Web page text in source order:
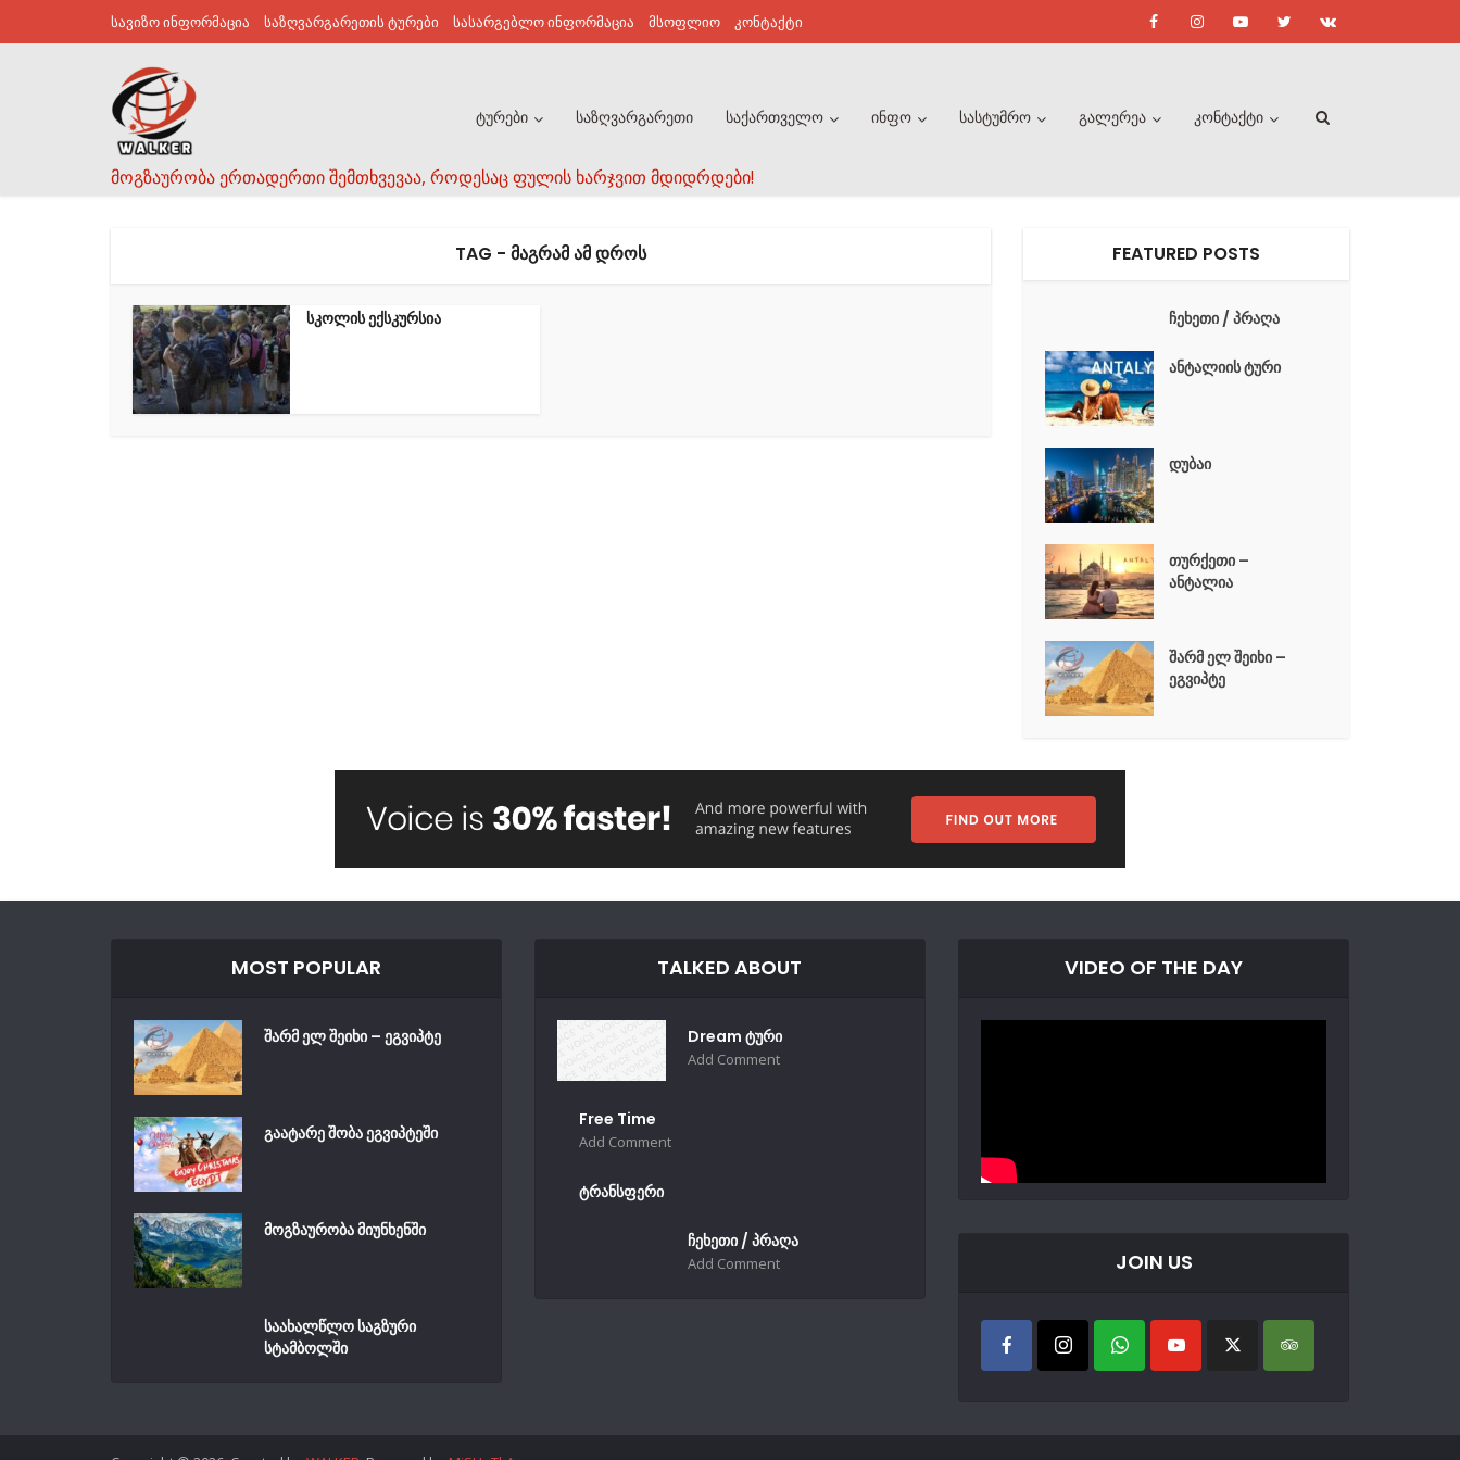
სავიზო ინფორმაცია საზღვარგარეთის ტურები სასარგებლო ინფორმაცია მსოფლიო კონტაქტი
მოგზაურობა ერთადერთი შემთხვევაა, როდესაც ფულის ხარჯვით მდიდრდები!
ტურები საზღვარგარეთი საქართველო ინფო სასტუმრო გალერეა კონტაქტი
TAG - ᲛᲐᲒᲠᲐᲛ ᲐᲛ ᲓᲠᲝᲡ
სკოლის ექსკურსია
FEATURED POSTS
ჩეხეთი / პრაღა
ანტალიის ტური
დუბაი
თურქეთი –
ანტალია
შარმ ელ შეიხი –
ეგვიპტე
MOST POPULAR
შარმ ელ შეიხი – ეგვიპტე
გაატარე შობა ეგვიპტეში
მოგზაურობა მიუნხენში
საახალწლო საგზური
სტამბოლში
TALKED ABOUT
Dream ტური
Add Comment
Free Time
Add Comment
ტრანსფერი
ჩეხეთი / პრაღა
Add Comment
VIDEO OF THE DAY
JOIN US